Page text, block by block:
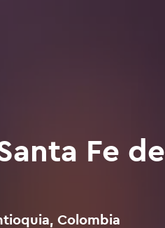
Fe de
Colombia